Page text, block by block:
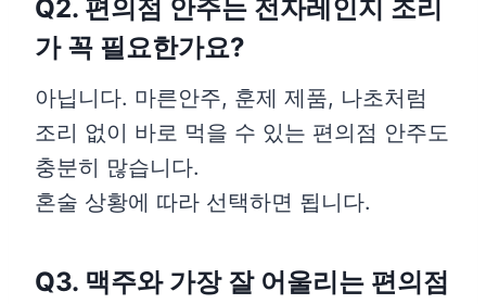
Q2. 편의점 안주는 전자레인지 조리
가 꼭 필요한가요?
아닙니다. 마른안주, 훈제 제품, 나초처럼
조리 없이 바로 먹을 수 있는 편의점 안주도
충분히 많습니다.
혼술 상황에 따라 선택하면 됩니다.
Q3. 맥주와 가장 잘 어울리는 편의점